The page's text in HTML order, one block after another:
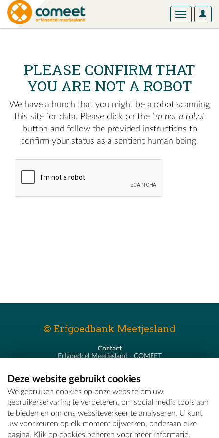
User
Toggle
PLEASE CONFIRM THAT
YOU ARE NOT A ROBOT
We have a hunch that you might be a robot scanning
this site for data. Please click on the I'm not a robot
button and follow the provided instructions to
confirm your status as a sentient human being.
© Erfgoedbank Meetjesland
Contact
Erfgoedcel Meetjesland - COMEET
T - 09 373 75 96
E -erfgoedcel@comeet.be
Deze website gebruikt cookies
We gebruiken cookies op onze website om uw
gebruikerservaring te verbeteren, om social media tools aan
te bieden en om ons websiteverkeer te analyseren. U kunt
uw voorkeuren op elk moment bijwerken, onderaan elke
pagina. Klik op cookies beheren voor meer informatie.